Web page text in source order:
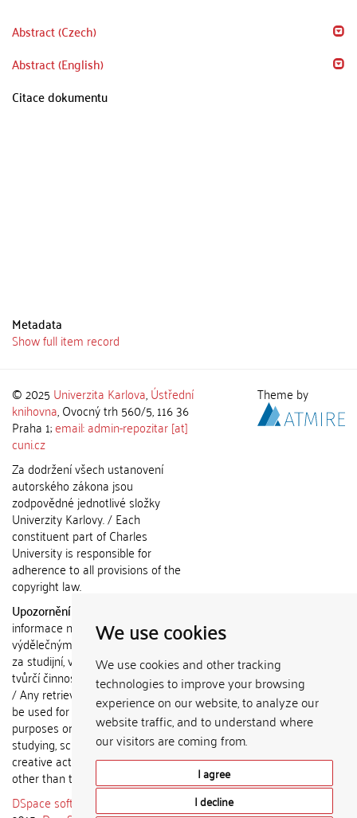
We use cookies
We use cookies and other tracking
technologies to improve your browsing
experience on our website, to analyze our
website traffic, and to understand where
our visitors are coming from.
I agree
I decline
Abstract (Czech)
Abstract (English)
Citace dokumentu
Metadata
Show full item record
© 2025 Univerzita Karlova,Ústřední
knihovna, Ovocný trh 560/5, 116 36
Praha 1;email: admin-repozitar [at]
cuni.cz
Za dodržení všech ustanovení
autorského zákona jsou
zodpovědné jednotlivé složky
Univerzity Karlovy. / Each
constituent part of Charles
University is responsible for
adherence to all provisions of the
copyright law.
Upozornění / Notice:
informace nemohou být použity k
výdělečným účelům nebo vydávány
za studijní, vědeckou nebo jinou
tvůrčí činnost jiné osoby než autora.
/ Any retrieved information shall not
be used for any commercial
purposes or claimed as results of
studying, scientific or any other
creative activities of any person
other than the author.
DSpace software
Theme by